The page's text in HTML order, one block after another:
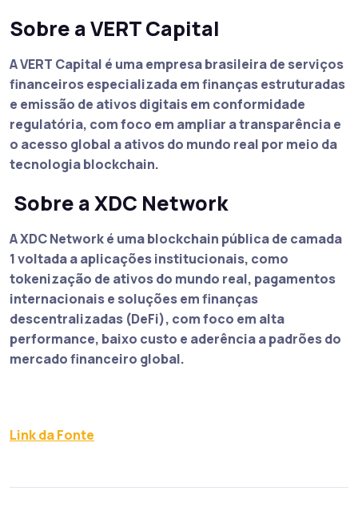
Sobre a VERT Capital
A VERT Capital é uma empresa brasileira de serviços
financeiros especializada em finanças estruturadas
e emissão de ativos digitais em conformidade
regulatória, com foco em ampliar a transparência e
o acesso global a ativos do mundo real por meio da
tecnologia blockchain.
Sobre a XDC Network
A XDC Network é uma blockchain pública de camada
1 voltada a aplicações institucionais, como
tokenização de ativos do mundo real, pagamentos
internacionais e soluções em finanças
descentralizadas (DeFi), com foco em alta
performance, baixo custo e aderência a padrões do
mercado financeiro global.
Link da Fonte